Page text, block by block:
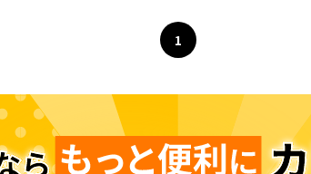
ページ
1
へ